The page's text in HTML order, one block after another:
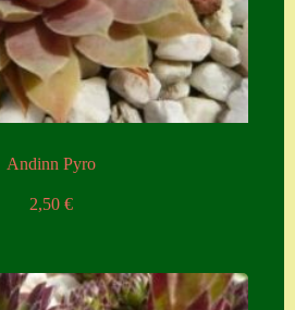
Versandinfos
Zubehör
Zubehör
Andinn Pyro
2,50 €